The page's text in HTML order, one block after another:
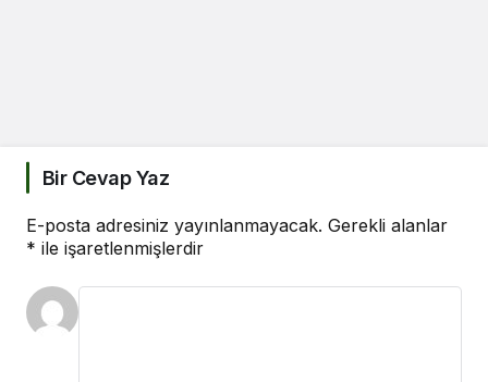
Bir Cevap Yaz
E-posta adresiniz yayınlanmayacak. Gerekli alanlar
* ile işaretlenmişlerdir